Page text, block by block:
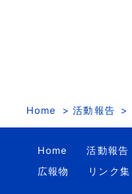
Home 活動報告
Home 活動報告
広報物
リンク集